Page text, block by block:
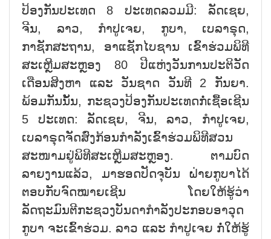
ປ້ອງກັນປະເທດ 8 ປະເທດລວມມີ: ລັດເຊຍ,
ຈີນ, ລາວ, ກຳປູເຈຍ, ກູບາ, ເບລາຣຸດ,
ກາຊັກສະຖານ, ອາແຊັກໄບຊານ ເຂົ້າຮ່ວມພິທີ
ສະເຫຼີມສະຫຼອງ 80 ປີແຫ່ງວັນການປະຕິວັດ
ເດືອນສິງຫາ ແລະ ວັນຊາດ ວັນທີ 2 ກັນຍາ.
ພ້ອມກັນນັ້ນ, ກະຊວງປ້ອງກັນປະເທດກໍ່ເຊື້ອເຊີນ
5 ປະເທດ: ລັດເຊຍ, ຈີນ, ລາວ, ກຳປູເຈຍ,
ເບລາຣຸດຈັດສົ່ງກ້ອນກຳລັງເຂົ້າຮ່ວມພິທີສວນ
ສະໜາມຢູ່ພິທີສະເຫຼີມສະຫຼອງ. ຕາມບົດ
ລາຍງານແລ້ວ, ມາຮອດປັດຈຸບັນ ຝ່າຍກູບາໄດ້
ຕອບກັບຈົດໝາຍເຊີນ ໂດຍໃຫ້ຮູ້ວ່າ
ລັດຖະມົນຕີກະຊວງບັນດາກຳລັງປະກອບອາວຸດ
ກູບາ ຈະເຂົ້າຮ່ວມ. ລາວ ແລະ ກຳປູເຈຍ ກໍ່ໃຫ້ຮູ້